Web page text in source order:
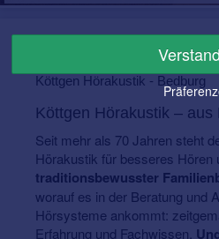
Köttgen Hörakustik - Bedburg
Köttgen Hörakustik – aus
Seit mehr als 70 Jahren steht
Hörakustik für besseres Hören
traditionsbewusster
worauf es in der Beratung und
Hörsysteme ankommt:
Erfahrung und Fachwissen.